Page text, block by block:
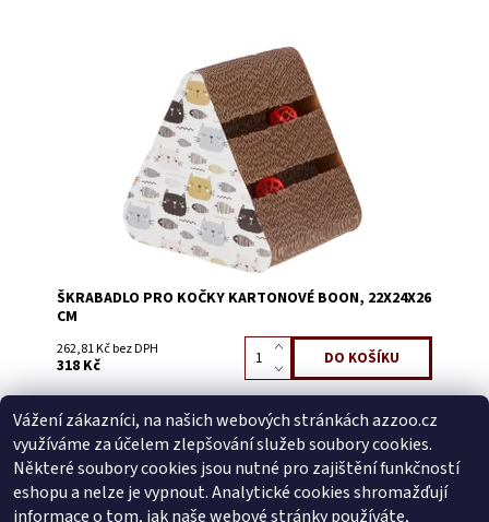
Skladem 2
58053F
ŠKRABADLO PRO KOČKY KARTONOVÉ BOON, 22X24X26
CM
262,81 Kč bez DPH
318 Kč
Buďte první, kdo napíše příspěvek k této položce.
Přidat komentář
Buďte první, kdo napíše příspěvek k této položce.
Přidat hodnocení
Vážení zákazníci, na našich webových stránkách azzoo.cz
využíváme za účelem zlepšování služeb soubory cookies.
Některé soubory cookies jsou nutné pro zajištění funkčností
eshopu a nelze je vypnout. Analytické cookies shromažďují
informace o tom, jak naše webové stránky používáte,